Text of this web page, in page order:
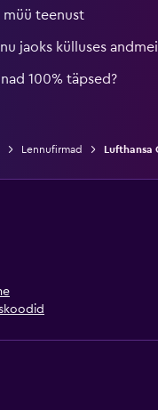
teenust
jaoks külluses
100% täpsed?
Lennufirmad Lufthansa